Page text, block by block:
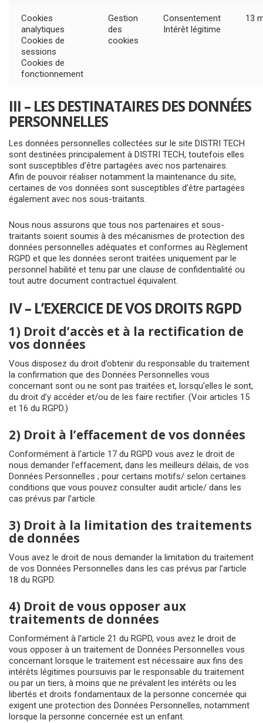
Cookies
analytiques
Cookies de
sessions
Cookies de
fonctionnement
Gestion
des
cookies
Consentement
Intérêt légitime
13
III – LES DESTINATAIRES DES DONNÉES
PERSONNELLES
Les données personnelles collectées sur le site DISTRI TECH
sont destinées principalement à DISTRI TECH, toutefois elles
sont susceptibles d’être partagées avec nos partenaires.
Afin de pouvoir réaliser notamment la maintenance du site,
certaines de vos données sont susceptibles d’être partagées
également avec nos sous-traitants.
Nous nous assurons que tous nos partenaires et sous-
traitants soient soumis à des mécanismes de protection des
données personnelles adéquates et conformes au Règlement
RGPD et que les données seront traitées uniquement par le
personnel habilité et tenu par une clause de confidentialité ou
tout autre document contractuel équivalent.
IV – L’EXERCICE DE VOS DROITS RGPD
1) Droit d’accès et à la rectification de
vos données
Vous disposez du droit d’obtenir du responsable du traitement
la confirmation que des Données Personnelles vous
concernant sont ou ne sont pas traitées et, lorsqu’elles le sont,
du droit d’y accéder et/ou de les faire rectifier. (Voir articles 15
et 16 du RGPD.)
2) Droit à l’effacement de vos données
Conformément à l’article 17 du RGPD vous avez le droit de
nous demander l’effacement, dans les meilleurs délais, de vos
Données Personnelles ; pour certains motifs/ selon certaines
conditions que vous pouvez consulter audit article/ dans les
cas prévus par l’article.
3) Droit à la limitation des traitements
de données
Vous avez le droit de nous demander la limitation du traitement
de vos Données Personnelles dans les cas prévus par l’article
18 du RGPD.
4) Droit de vous opposer aux
traitements de données
Conformément à l’article 21 du RGPD, vous avez le droit de
vous opposer à un traitement de Données Personnelles vous
concernant lorsque le traitement est nécessaire aux fins des
intérêts légitimes poursuivis par le responsable du traitement
ou par un tiers, à moins que ne prévalent les intérêts ou les
libertés et droits fondamentaux de la personne concernée qui
exigent une protection des Données Personnelles, notamment
lorsque la personne concernée est un enfant.